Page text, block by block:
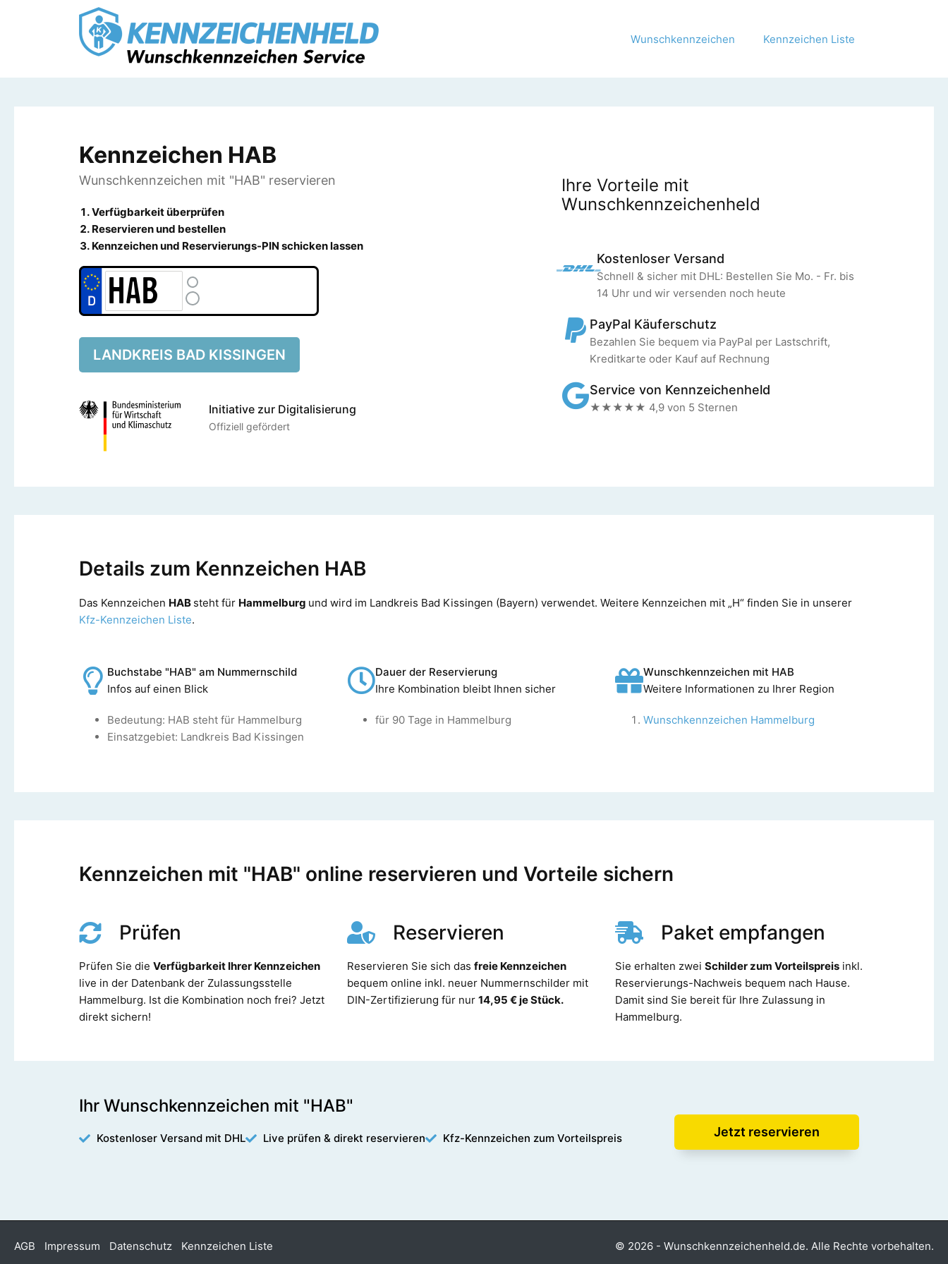
Wunschkennzeichen Kennzeichen Liste
Kennzeichen HAB
Wunschkennzeichen mit "HAB" reservieren
Verfügbarkeit überprüfen
Reservieren und bestellen
Kennzeichen und Reservierungs-PIN schicken lassen
LANDKREIS BAD KISSINGEN
Initiative zur Digitalisierung
Offiziell gefördert
Ihre Vorteile mit
Wunschkennzeichenheld
Kostenloser Versand
Schnell & sicher mit DHL: Bestellen Sie Mo. - Fr. bis
14 Uhr und wir versenden noch heute
PayPal Käuferschutz
Bezahlen Sie bequem via PayPal per Lastschrift,
Kreditkarte oder Kauf auf Rechnung
Service von Kennzeichenheld
★★★★★ 4,9 von 5 Sternen
Details zum Kennzeichen HAB
Das Kennzeichen HAB steht für Hammelburg und wird im Landkreis Bad Kissingen (Bayern) verwendet. Weitere Kennzeichen mit „H“ finden Sie in unserer
Kfz-Kennzeichen Liste.
Buchstabe "HAB" am Nummernschild
Infos auf einen Blick
Bedeutung: HAB steht für Hammelburg
Einsatzgebiet: Landkreis Bad Kissingen
Dauer der Reservierung
Ihre Kombination bleibt Ihnen sicher
für 90 Tage in Hammelburg
Wunschkennzeichen mit HAB
Weitere Informationen zu Ihrer Region
Wunschkennzeichen Hammelburg
Kennzeichen mit "HAB" online reservieren und Vorteile sichern
Prüfen
Prüfen Sie die Verfügbarkeit Ihrer Kennzeichen
live in der Datenbank der Zulassungsstelle
Hammelburg. Ist die Kombination noch frei? Jetzt
direkt sichern!
Reservieren
Reservieren Sie sich das freie Kennzeichen
bequem online inkl. neuer Nummernschilder mit
DIN-Zertifizierung für nur 14,95 € je Stück.
Paket empfangen
Sie erhalten zwei Schilder zum Vorteilspreisinkl.
Reservierungs-Nachweis bequem nach Hause.
Damit sind Sie bereit für Ihre Zulassung in
Hammelburg.
Ihr Wunschkennzeichen mit "HAB"
Kostenloser Versand mit DHL Live prüfen & direkt reservieren Kfz-Kennzeichen zum Vorteilspreis Jetzt reservieren
AGB Impressum Datenschutz Kennzeichen Liste © 2026 - Wunschkennzeichenheld.de. Alle Rechte vorbehalten.